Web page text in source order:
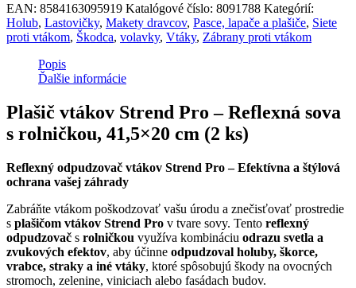
EAN: 8584163095919 Katalógové číslo: 8091788 Kategórií:
Holub, Lastovičky, Makety dravcov, Pasce, lapače a plašiče, Siete
proti vtákom, Škodca, volavky, Vtáky, Zábrany proti vtákom
Popis
Ďalšie informácie
Plašič vtákov Strend Pro – Reflexná sova
s rolničkou, 41,5×20 cm (2 ks)
Reflexný odpudzovač vtákov Strend Pro – Efektívna a štýlová
ochrana vašej záhrady
Zabráňte vtákom poškodzovať vašu úrodu a znečisťovať prostredie
s plašičom vtákov Strend Pro v tvare sovy. Tento reflexný
odpudzovač s rolničkou využíva kombináciu odrazu svetla a
zvukových efektov, aby účinne odpudzoval holuby, škorce,
vrabce, straky a iné vtáky, ktoré spôsobujú škody na ovocných
stromoch, zelenine, viniciach alebo fasádach budov.